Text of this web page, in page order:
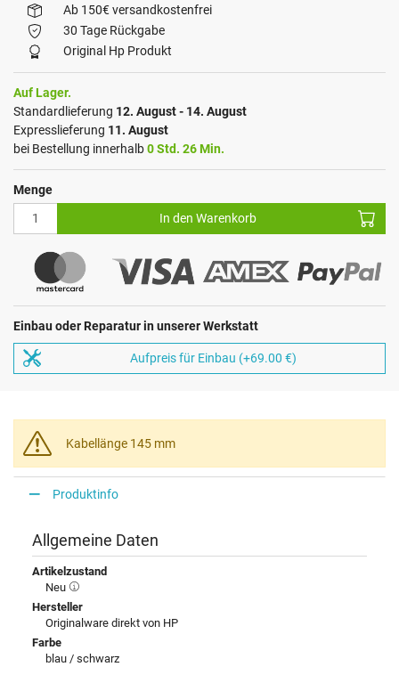
Ab 150€ versandkostenfrei
30 Tage Rückgabe
Original Hp Produkt
Auf Lager.
Standardlieferung 12. August - 14. August
Expresslieferung 11. August
bei Bestellung innerhalb0 Std. 26 Min.
Menge
In den Warenkorb
Einbau oder Reparatur in unserer Werkstatt
Aufpreis für Einbau (+69.00 €)
Kabellänge 145 mm
Produktinfo
Allgemeine Daten
Artikelzustand
Neu
Hersteller
Originalware direkt von HP
Farbe
blau / schwarz